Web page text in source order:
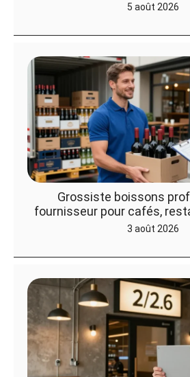
5 août 2026
Grossiste boissons
fournisseur pour cafés,
3 août 2026